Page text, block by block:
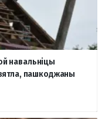
навальніцы
пашкоджаны